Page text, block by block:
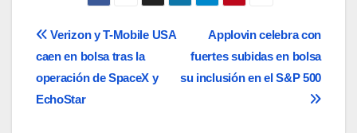
Navegación
de
entradas
Applovin celebra con
fuertes subidas en bolsa
su inclusión en el S&P 500
Verizon y T-Mobile USA
caen en bolsa tras la
operación de SpaceX y
EchoStar